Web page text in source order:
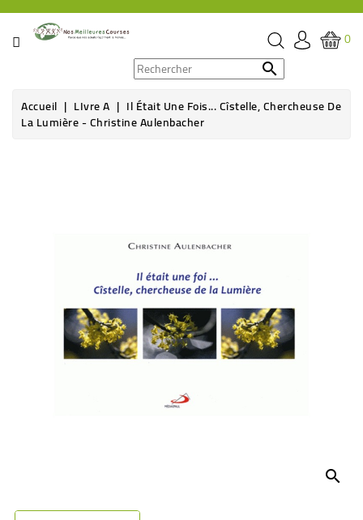
CATÉGORIE
ÉPICERIE
0

Accueil LIvre A Il Était Une Fois... Cîstelle, Chercheuse De
La Lumière - Christine Aulenbacher
search